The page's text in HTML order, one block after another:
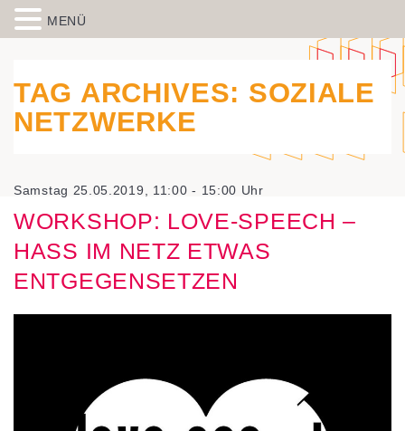
Spiegelbild – Politische Bildung
aus Wiesbaden
historisch-politische Bildungsarbeit in der Migrationsgesellschaft
TAG ARCHIVES: SOZIALE
NETZWERKE
Samstag 25.05.2019, 11:00 - 15:00 Uhr
WORKSHOP: LOVE-SPEECH –
HASS IM NETZ ETWAS
ENTGEGENSETZEN
MENÜ